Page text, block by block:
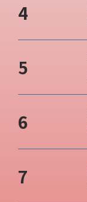
4
5
6
7